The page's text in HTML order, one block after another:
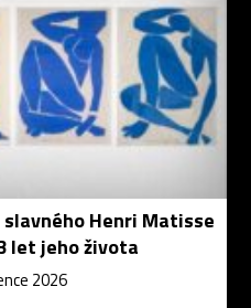
Henri Matisse
let jeho života
2026